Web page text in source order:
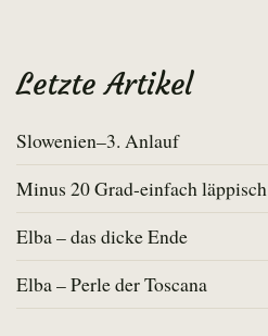
Letzte Artikel
Slowenien–3. Anlauf
Minus 20 Grad-einfach läppisch
Elba – das dicke Ende
Elba – Perle der Toscana